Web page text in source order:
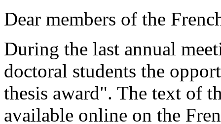
Dear members of the
During the last annual
doctoral students the
thesis award". The text of
available online on the